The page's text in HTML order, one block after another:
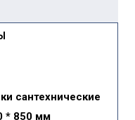
сантехнические
* 850 мм